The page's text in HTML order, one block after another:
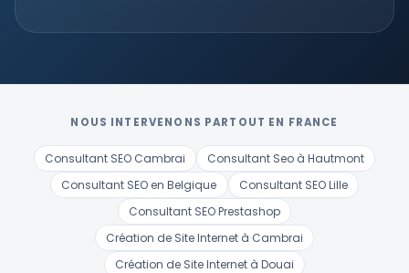
NOUS INTERVENONS PARTOUT EN FRANCE
Consultant SEO Cambrai
Consultant Seo à Hautmont
Consultant SEO en Belgique
Consultant SEO Lille
Consultant SEO Prestashop
Création de Site Internet à Cambrai
Création de Site Internet à Douai